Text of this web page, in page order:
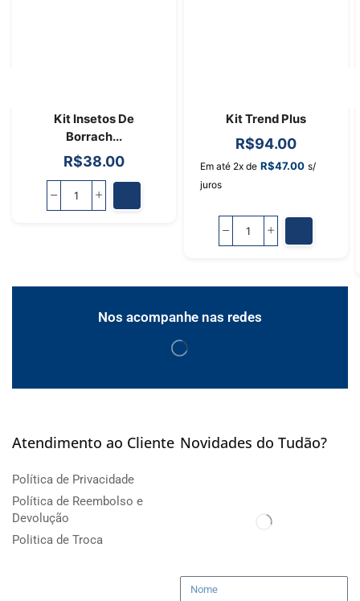
Kit Insetos De
Borrach...
R$38.00
Kit Trend Plus
R$94.00
Em até 2x de R$47.00 s/
juros
Nos acompanhe nas redes
Atendimento ao Cliente
Política de Privacidade
Política de Reembolso e
Devolução
Politica de Troca
Novidades do Tudão?